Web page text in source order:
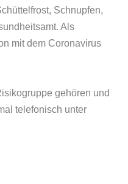
Schnupfen,
Als
mit dem Coronavirus
gehören und
telefonisch unter